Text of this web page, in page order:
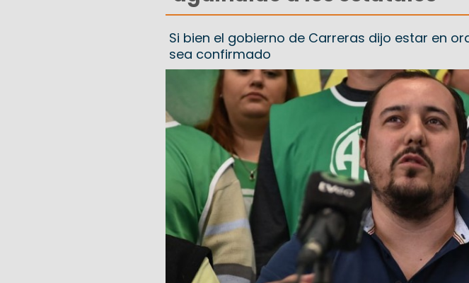
Si bien el gobierno de Carreras dijo estar en
sea confirmado